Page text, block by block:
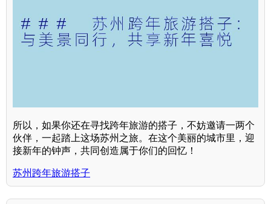
所以，如果你还在寻找跨年旅游的搭子，不妨邀请一两个
伙伴，一起踏上这场苏州之旅。在这个美丽的城市里，迎
接新年的钟声，共同创造属于你们的回忆！
苏州跨年旅游搭子